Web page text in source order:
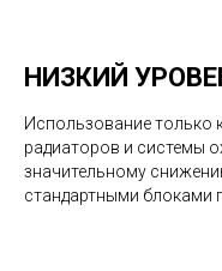
НИЗКИЙ
Использование только
радиаторов и системы
значительному
стандартными блоками